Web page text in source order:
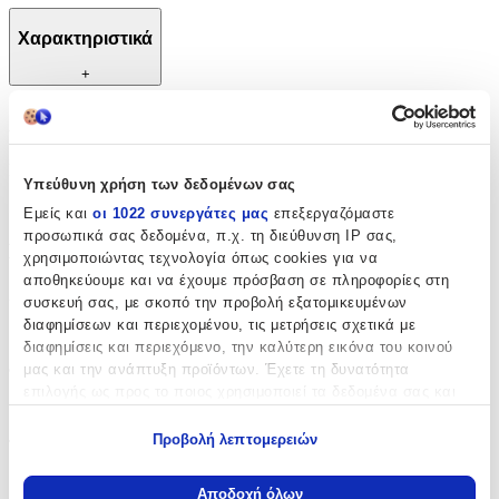
Υπεύθυνη χρήση των δεδομένων σας
Εμείς και οι 1022 συνεργάτες μας επεξεργαζόμαστε
προσωπικά σας δεδομένα, π.χ. τη διεύθυνση IP σας,
χρησιμοποιώντας τεχνολογία όπως cookies για να
αποθηκεύουμε και να έχουμε πρόσβαση σε πληροφορίες στη
συσκευή σας, με σκοπό την προβολή εξατομικευμένων
διαφημίσεων και περιεχομένου, τις μετρήσεις σχετικά με
διαφημίσεις και περιεχόμενο, την καλύτερη εικόνα του κοινού
μας και την ανάπτυξη προϊόντων. Έχετε τη δυνατότητα
Να συλλέξουμε πληροφορίες σχετικά με τη γεωγραφική
Προβολή λεπτομερειών
Αποδοχή όλων
Χαρακτηριστικά
+
Χαρακτηριστικά
Διακάκης
Βασικά Χαρακτηριστικά
:
Ροζ
Φύλο
Κορίτσι